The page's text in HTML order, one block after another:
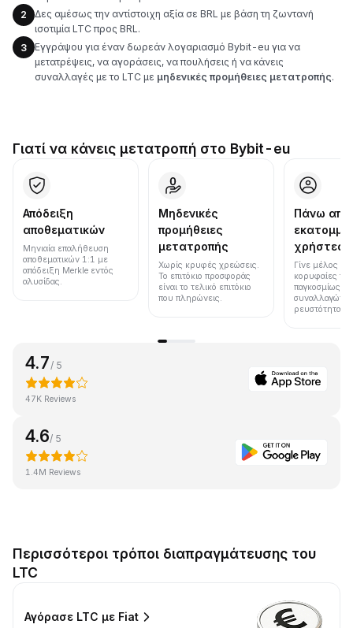
2
Δες αμέσως την αντίστοιχη αξία σε BRL με βάση τη ζωντανή
ισοτιμία LTC προς BRL.
3
Εγγράψου για έναν δωρεάν λογαριασμό Bybit-eu για να
μετατρέψεις, να αγοράσεις, να πουλήσεις ή να κάνεις
συναλλαγές με το LTC με μηδενικές προμήθειες μετατροπής.
Γιατί να κάνεις μετατροπή στο Bybit-eu
Απόδειξη
αποθεματικών
Μηνιαία επαλήθευση
αποθεματικών 1:1 με
απόδειξη Merkle εντός
αλυσίδας.
Μηδενικές
προμήθειες
μετατροπής
Χωρίς κρυφές χρεώσεις.
Το επιτόκιο προσφοράς
είναι το τελικό επιτόκιο
που πληρώνεις.
Πάνω από
χρήστες
Γίνε μέλος
κορυφαίες
παγκοσμίως
συναλλαγών
ρευστότητα.
4.7 / 5
47K Reviews
4.6/ 5
1.4M Reviews
Περισσότεροι τρόποι διαπραγμάτευσης του
LTC
Αγόρασε LTC με Fiat